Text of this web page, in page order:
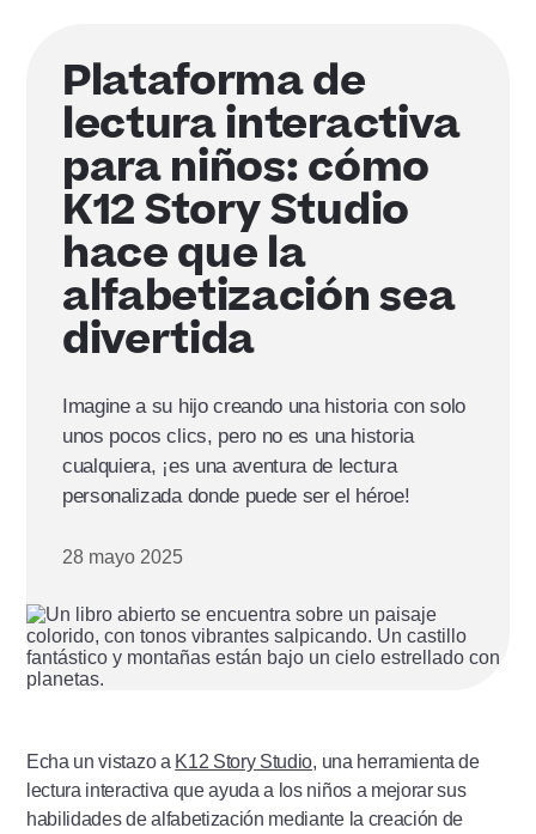
Plataforma de
lectura interactiva
para niños: cómo
K12 Story Studio
hace que la
alfabetización sea
divertida
Imagine a su hijo creando una historia con solo
unos pocos clics, pero no es una historia
cualquiera, ¡es una aventura de lectura
personalizada donde puede ser el héroe!
28 mayo 2025
Echa un vistazo a K12 Story Studio, una herramienta de
lectura interactiva que ayuda a los niños a mejorar sus
habilidades de alfabetización mediante la creación de